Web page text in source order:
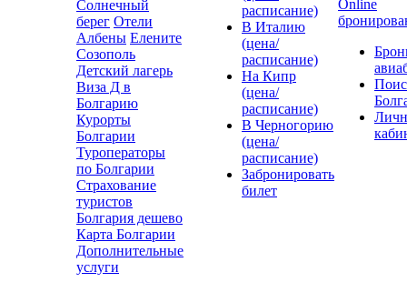
Солнечный
берег Отели
Албены Елените
Созополь
Детский лагерь
Виза Д в
Болгарию
Курорты
Болгарии
Туроператоры
по Болгарии
Страхование
туристов
Болгария дешево
Карта Болгарии
Дополнительные
услуги
расписание)
В Италию
(цена/
расписание)
На Кипр
(цена/
расписание)
В Черногорию
(цена/
расписание)
Забронировать
билет
Online